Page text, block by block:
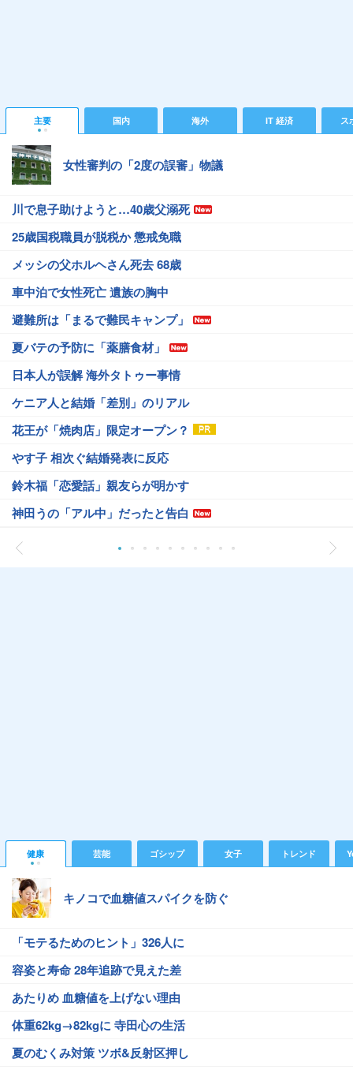
主要 国内 海外 IT 経済 ス
女性審判の「2度の誤審」物議
川で息子助けようと…40歳父溺死
25歳国税職員が脱税か 懲戒免職
メッシの父ホルヘさん死去 68歳
車中泊で女性死亡 遺族の胸中
避難所は「まるで難民キャンプ」
夏バテの予防に「薬膳食材」
日本人が誤解 海外タトゥー事情
ケニア人と結婚「差別」のリアル
花王が「焼肉店」限定オープン？
やす子 相次ぐ結婚発表に反応
鈴木福「恋愛話」親友らが明かす
神田うの「アル中」だったと告白
健康 芸能 ゴシップ 女子 トレンド
キノコで血糖値スパイクを防ぐ
「モテるためのヒント」326人に
容姿と寿命 28年追跡で見えた差
あたりめ 血糖値を上げない理由
体重62kg→82kgに 寺田心の生活
夏のむくみ対策 ツボ&反射区押し